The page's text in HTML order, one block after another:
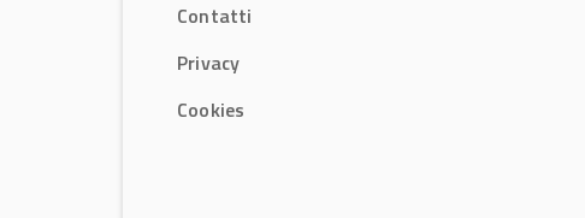
Contatti
Privacy
Cookies